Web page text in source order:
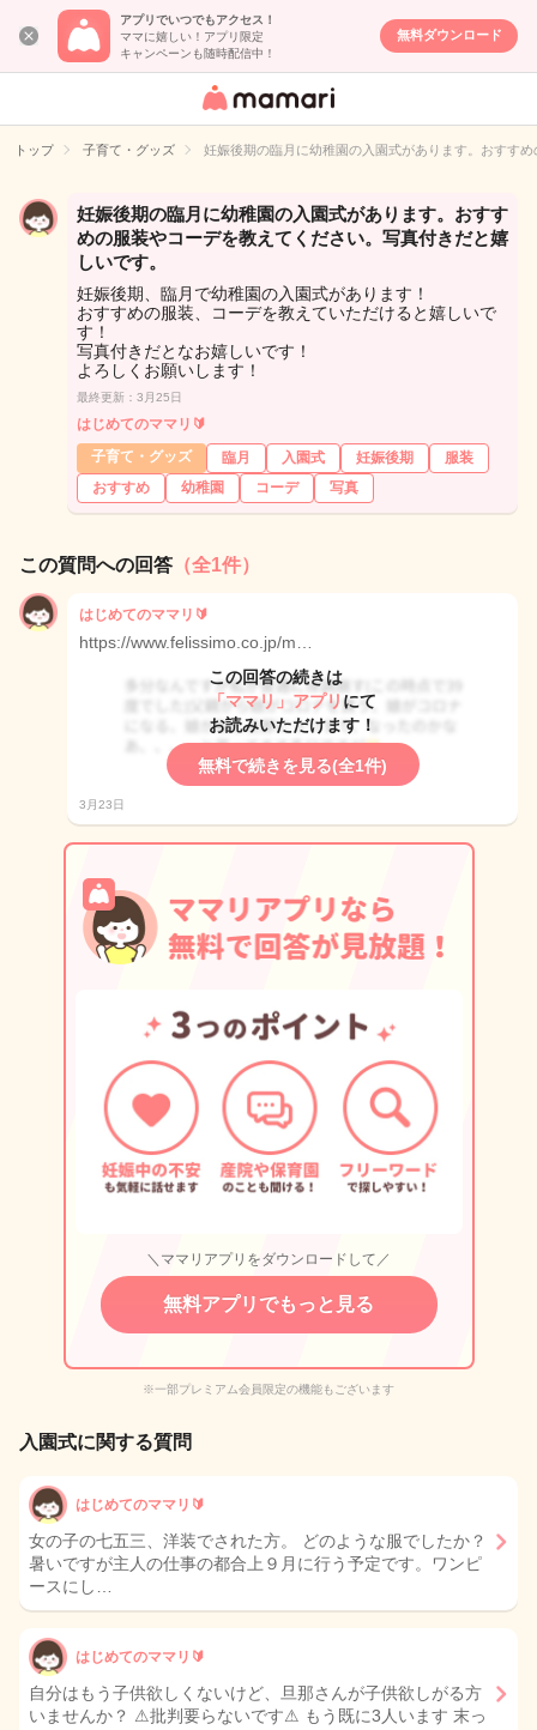
アプリでいつでもアクセス！
ママに嬉しい！アプリ限定
キャンペーンも随時配信中！
無料ダウンロード
女性専用匿名QA
イト
トップ 子育て・グッズ 妊娠後期の臨月に幼稚園の入園式があります。おすす
妊娠後期の臨月に幼稚園の入園式があります。おすす
めの服装やコーデを教えてください。写真付きだと嬉
しいです。
妊娠後期、臨月で幼稚園の入園式があります！
おすすめの服装、コーデを教えていただけると嬉しいで
す！
写真付きだとなお嬉しいです！
よろしくお願いします！
最終更新：3月25日
はじめてのママリ🔰
子育て・グッズ
臨月 入園式 妊娠後期
服装
おすすめ
幼稚園 コーデ 写真
この質問への回答 （全1件）
はじめてのママリ🔰
https://www.felissimo.co.jp/m…
この回答の続きは
「ママリ」アプリ にて
お読みいただけます！
無料で続きを見る(全1件)
3月23日
＼ママリアプリをダウンロードして／
無料アプリでもっと見る
※一部プレミアム会員限定の機能もございます
入園式に関する質問
はじめてのママリ🔰
女の子の七五三、洋装でされた方。 どのような服でしたか？
暑いですが主人の仕事の都合上９月に行う予定です。ワンピ
ースにし…
はじめてのママリ🔰
自分はもう子供欲しくないけど、旦那さんが子供欲しがる方
いませんか？ ⚠︎批判要らないです⚠︎ もう既に3人います 末っ